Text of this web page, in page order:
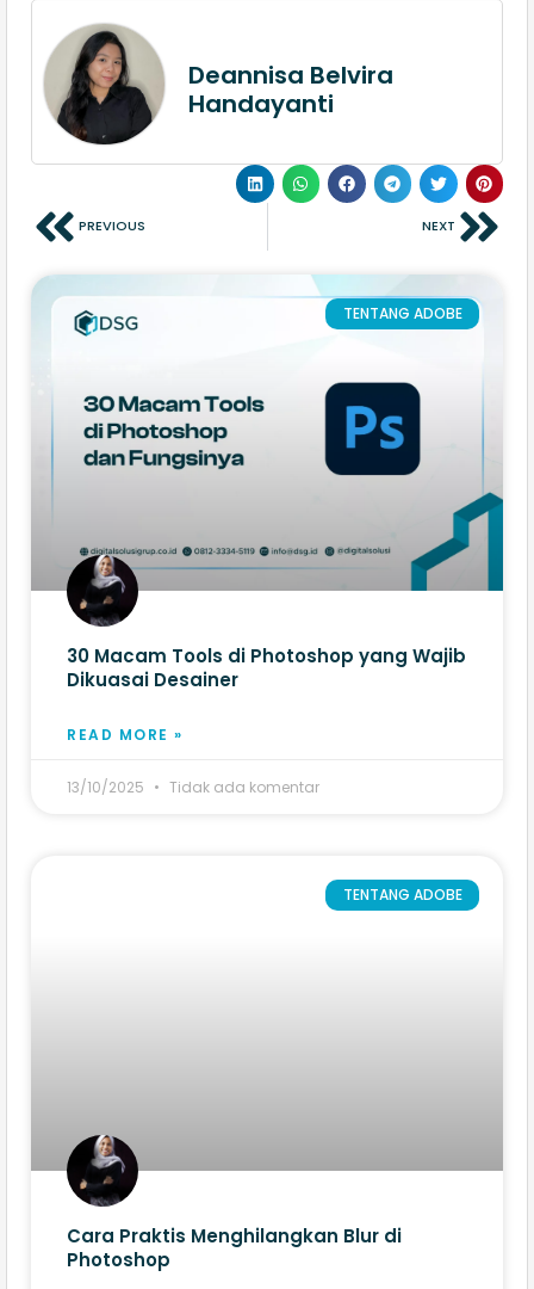
Deannisa Belvira
Handayanti
PREVIOUS NEXT
TENTANG ADOBE
30 Macam Tools di Photoshop yang Wajib
Dikuasai Desainer
READ MORE »
13/10/2025 Tidak ada komentar
TENTANG ADOBE
Cara Praktis Menghilangkan Blur di
Photoshop